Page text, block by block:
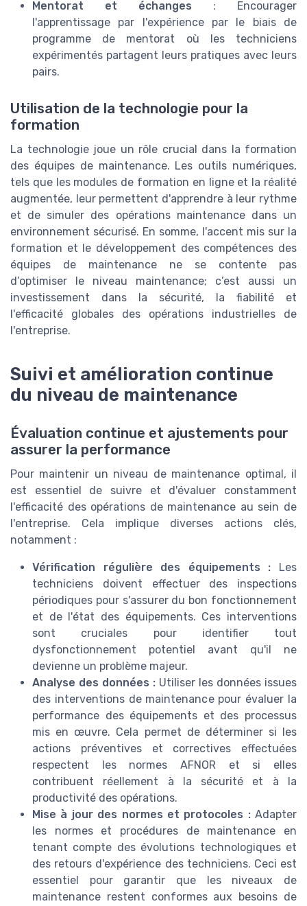
Mentorat et échanges : Encourager
l'apprentissage par l'expérience par le biais de
programme de mentorat où les techniciens
expérimentés partagent leurs pratiques avec leurs
pairs.
Utilisation de la technologie pour la
formation
La technologie joue un rôle crucial dans la formation
des équipes de maintenance. Les outils numériques,
tels que les modules de formation en ligne et la réalité
augmentée, leur permettent d'apprendre à leur rythme
et de simuler des opérations maintenance dans un
environnement sécurisé. En somme, l'accent mis sur la
formation et le développement des compétences des
équipes de maintenance ne se contente pas
d’optimiser le niveau maintenance; c’est aussi un
investissement dans la sécurité, la fiabilité et
l'efficacité globales des opérations industrielles de
l'entreprise.
Suivi et amélioration continue
du niveau de maintenance
Évaluation continue et ajustements pour
assurer la performance
Pour maintenir un niveau de maintenance optimal, il
est essentiel de suivre et d'évaluer constamment
l'efficacité des opérations de maintenance au sein de
l'entreprise. Cela implique diverses actions clés,
notamment :
Vérification régulière des équipements : Les
techniciens doivent effectuer des inspections
périodiques pour s'assurer du bon fonctionnement
et de l'état des équipements. Ces interventions
sont cruciales pour identifier tout
dysfonctionnement potentiel avant qu'il ne
devienne un problème majeur.
Analyse des données : Utiliser les données issues
des interventions de maintenance pour évaluer la
performance des équipements et des processus
mis en œuvre. Cela permet de déterminer si les
actions préventives et correctives effectuées
respectent les normes AFNOR et si elles
contribuent réellement à la sécurité et à la
productivité des opérations.
Mise à jour des normes et protocoles :Adapter
les normes et procédures de maintenance en
tenant compte des évolutions technologiques et
des retours d'expérience des techniciens. Ceci est
essentiel pour garantir que les niveaux de
maintenance restent conformes aux besoins de